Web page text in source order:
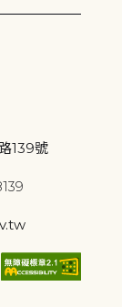
139號